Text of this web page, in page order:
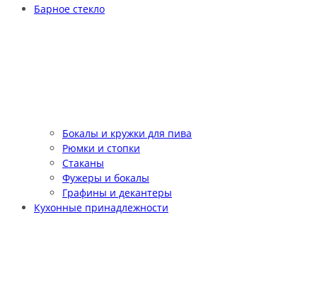
Барное стекло
Бокалы и кружки для пива
Рюмки и стопки
Стаканы
Фужеры и бокалы
Графины и декантеры
Кухонные принадлежности